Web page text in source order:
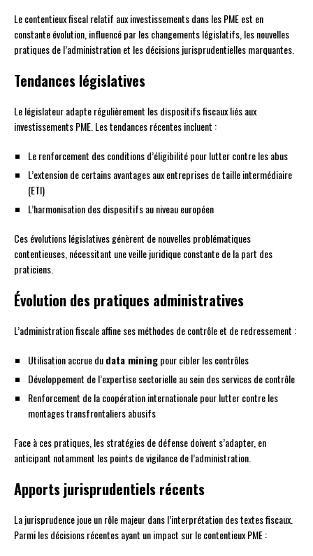
Le contentieux fiscal relatif aux investissements dans les PME est en
constante évolution, influencé par les changements législatifs, les nouvelles
pratiques de l’administration et les décisions jurisprudentielles marquantes.
Tendances législatives
Le législateur adapte régulièrement les dispositifs fiscaux liés aux
investissements PME. Les tendances récentes incluent :
Le renforcement des conditions d’éligibilité pour lutter contre les abus
L’extension de certains avantages aux entreprises de taille intermédiaire
(ETI)
L’harmonisation des dispositifs au niveau européen
Ces évolutions législatives génèrent de nouvelles problématiques
contentieuses, nécessitant une veille juridique constante de la part des
praticiens.
Évolution des pratiques administratives
L’administration fiscale affine ses méthodes de contrôle et de redressement :
Utilisation accrue dudata miningpour cibler les contrôles
Développement de l’expertise sectorielle au sein des services de contrôle
Renforcement de la coopération internationale pour lutter contre les
montages transfrontaliers abusifs
Face à ces pratiques, les stratégies de défense doivent s’adapter, en
anticipant notamment les points de vigilance de l’administration.
Apports jurisprudentiels récents
La jurisprudence joue un rôle majeur dans l’interprétation des textes fiscaux.
Parmi les décisions récentes ayant un impact sur le contentieux PME :